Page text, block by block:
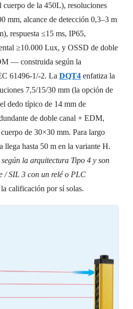
de la 450L), resoluciones
mm, alcance de detección 0,3–3 m
respuesta ≤15 ms, IP65,
≥10.000 Lux, y OSSD de doble
— construida según la
61496-1/-2. La DQT4 enfatiza la
7,5/15/30 mm (la opción de
dedo típico de 14 mm de
de doble canal + EDM,
de 30×30 mm. Para largo
llega hasta 50 m en la variante H.
según la arquitectura Tipo 4 y son
/ SIL 3 con un relé o PLC
calificación por sí solas.